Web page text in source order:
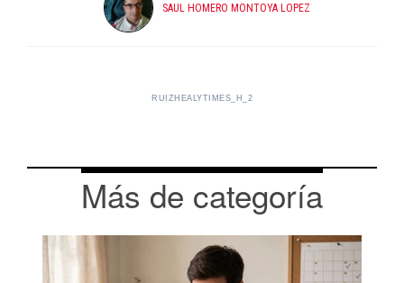
SAUL HOMERO MONTOYA LOPEZ
RUIZHEALYTIMES_H_2
Más de categoría